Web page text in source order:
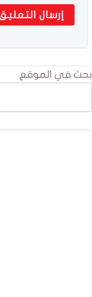
بحث في الموقع